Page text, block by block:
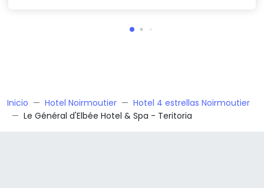
Inicio Hotel Noirmoutier
Hotel 4 estrellas Noirmoutier
Le Général d'Elbée Hotel & Spa - Teritoria